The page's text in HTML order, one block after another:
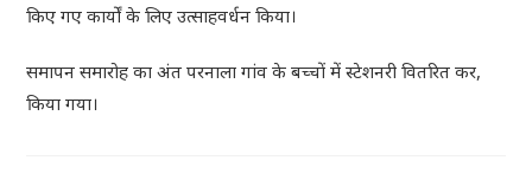
किए गए कार्यों के लिए उत्साहवर्धन किया।
समापन समारोह का अंत परनाला गांव के बच्चों में स्टेशनरी वितरित कर,
किया गया।